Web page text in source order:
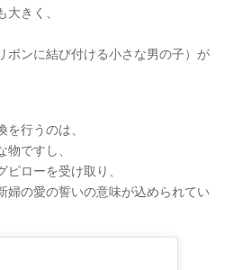
きく、
ボンに結び付ける小さな男の子）が
行うのは、
ですし、
ローを受け取り、
婦の愛の誓いの意味が込められてい